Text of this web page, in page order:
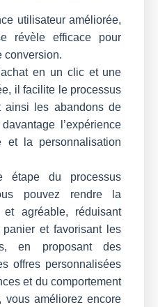
utilisateur améliorée,
révèle efficace pour
conversion.
en un clic et une
il facilite le processus
ainsi les abandons de
l’expérience
et la personnalisation
étape du processus
pouvez rendre la
agréable, réduisant
et favorisant les
en proposant des
offres personnalisées
et du comportement
vous améliorez encore